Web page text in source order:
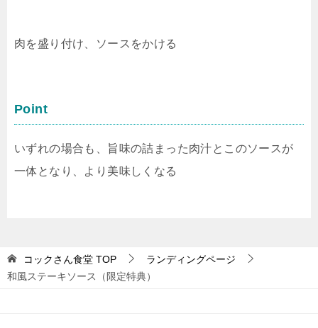
肉を盛り付け、ソースをかける
Point
いずれの場合も、旨味の詰まった肉汁とこのソースが
一体となり、より美味しくなる
コックさん食堂 TOP
ランディングページ
和風ステーキソース（限定特典）